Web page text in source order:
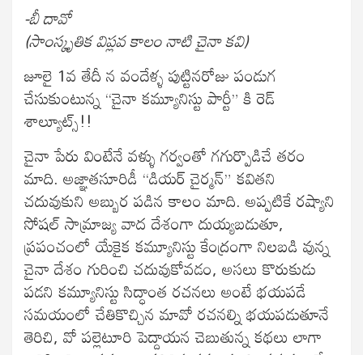
-బీ దావో
(సాంస్కృతిక విప్లవ కాలం నాటి చైనా కవి)
జూలై 1వ తేదీ న వందేళ్ళ పుట్టినరోజు పండుగ
చేసుకుంటున్న “చైనా కమ్యూనిస్టు పార్టీ” కి రెడ్
శాల్యూట్స్!!
చైనా పేరు వింటేనే వళ్ళు గర్వంతో గగుర్పొడిచే తరం
మాది. అజ్ఞాతసూరిడీ “డియర్ చైర్మన్” కవితని
చదువుకుని అబ్బుర పడిన కాలం మాది. అప్పటికే రష్యాని
సోషల్ సామ్రాజ్య వాద దేశంగా దుయ్యబడుతూ,
ప్రపంచంలో యేకైక కమ్యూనిస్టు కేంద్రంగా నిలబడి వున్న
చైనా దేశం గురించి చదువుకోవడం, అసలు కొరుకుడు
పడని కమ్యూనిస్టు సిద్ధాంత రచనలు అంటే భయపడే
సమయంలో చేతికొచ్చిన మావో రచనల్ని భయపడుతూనే
తెరిచి, వో పల్లెటూరి పెద్దాయన చెబుతున్న కథలు లాగా